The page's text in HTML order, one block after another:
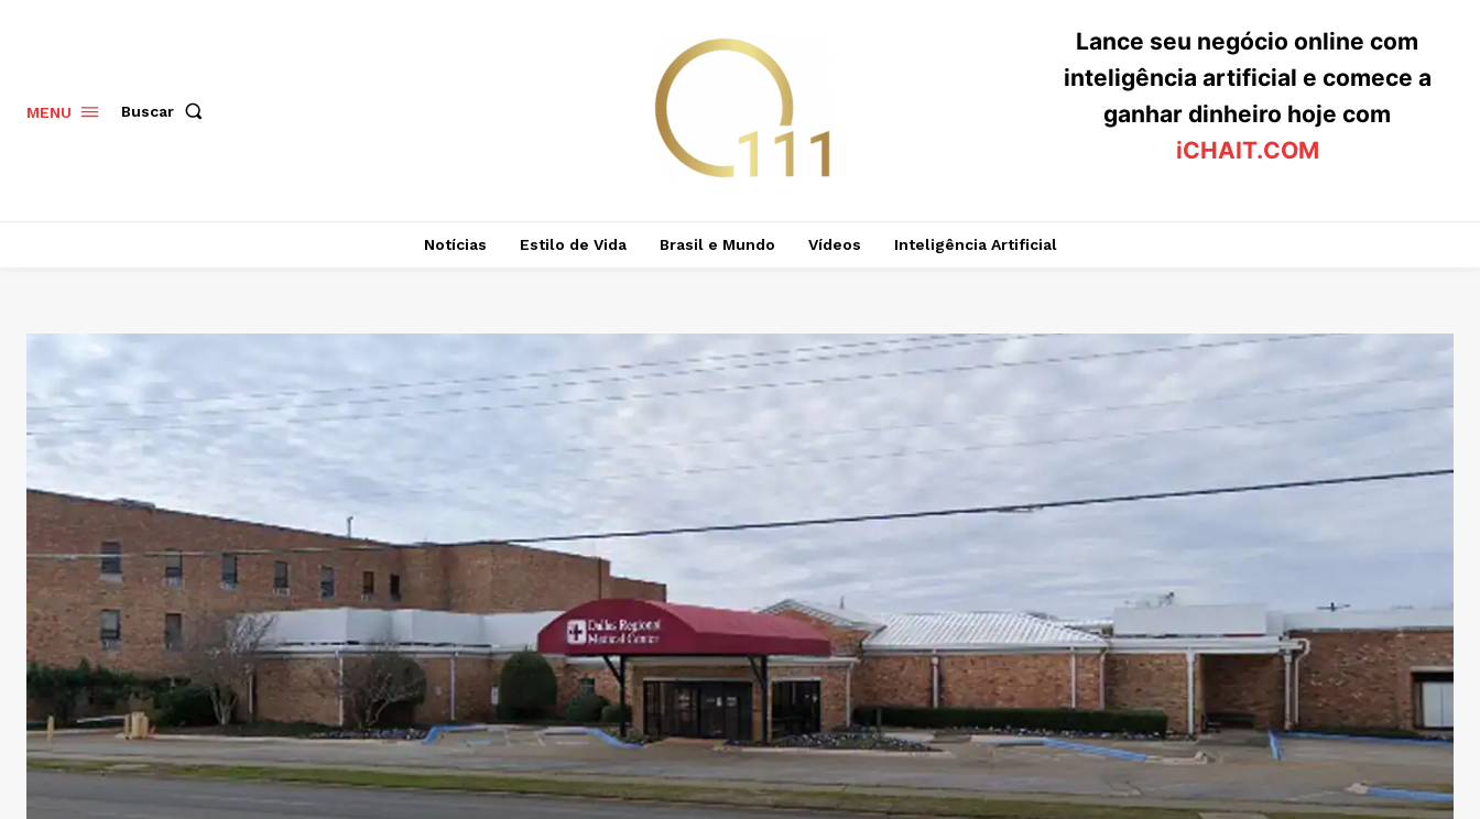
MENU Buscar
Lance seu negócio online com
inteligência artificial e comece a
ganhar dinheiro hoje com
iCHAIT.COM
Notícias Estilo de Vida Brasil e Mundo Vídeos Inteligência Artificial